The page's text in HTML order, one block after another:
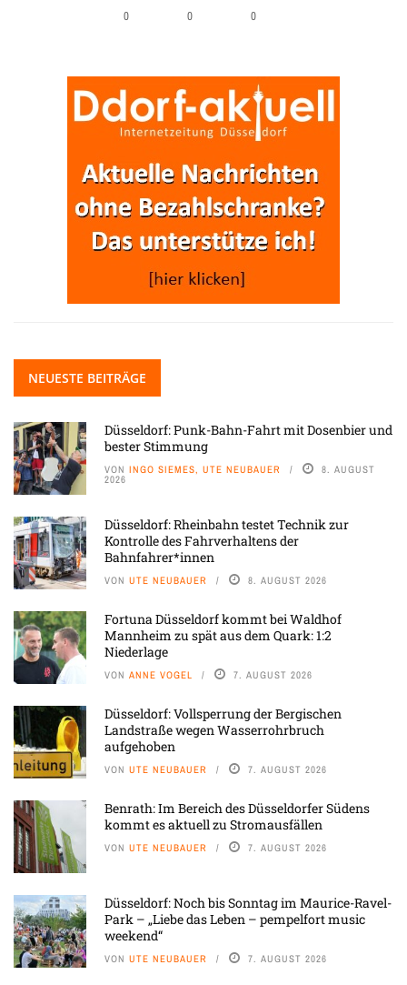
0 0 0
NEUESTE BEITRÄGE
Düsseldorf: Punk-Bahn-Fahrt mit Dosenbier und
bester Stimmung
VON INGO SIEMES, UTE NEUBAUER 8. AUGUST
2026
Düsseldorf: Rheinbahn testet Technik zur
Kontrolle des Fahrverhaltens der
Bahnfahrer*innen
VON UTE NEUBAUER 8. AUGUST 2026
Fortuna Düsseldorf kommt bei Waldhof
Mannheim zu spät aus dem Quark: 1:2
Niederlage
VON ANNE VOGEL 7. AUGUST 2026
Düsseldorf: Vollsperrung der Bergischen
Landstraße wegen Wasserrohrbruch
aufgehoben
VON UTE NEUBAUER 7. AUGUST 2026
Benrath: Im Bereich des Düsseldorfer Südens
kommt es aktuell zu Stromausfällen
VON UTE NEUBAUER 7. AUGUST 2026
Düsseldorf: Noch bis Sonntag im Maurice-Ravel-
Park – „Liebe das Leben – pempelfort music
weekend“
VON UTE NEUBAUER 7. AUGUST 2026